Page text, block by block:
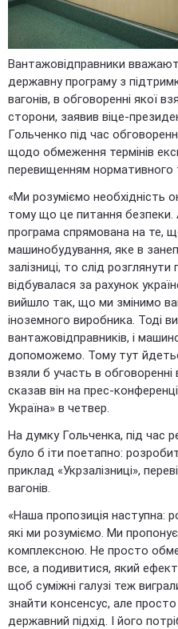
Вантажовідправники
державну програму з
вагонів, в обговоренні якої
сторони, заявив віце-
Гольченко під час
щодо обмеження термінів
перевищенням нормативного
«Ми розуміємо необхідність
тому що це питання
програма спрямована на те,
машинобудування, яке в
залізниці, то слід
відбувалася за рахунок
вийшло так, що ми змінимо
іноземного виробника. Тоді
вантажовідправників, і
допоможемо. Тому тут
взяли б участь в обговоренні
сказав він на прес-
Україна» в четвер.
На думку Гольченка, під час
було б іти поетапно:
приклад «Укрзалізниці»,
вагонів.
«Наша пропозиція наступна:
які ми розуміємо. Ми
комплексною. Не просто
все, а подивитися, який
щоб суміжні галузі теж
знайти консенсус, але
державний підхід. І його